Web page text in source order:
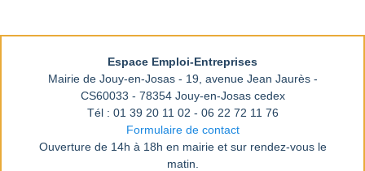
Espace Emploi-Entreprises
Mairie de Jouy-en-Josas - 19, avenue Jean Jaurès -
CS60033 - 78354 Jouy-en-Josas cedex
Tél : 01 39 20 11 02 - 06 22 72 11 76
Formulaire de contact
Ouverture de 14h à 18h en mairie et sur rendez-vous le
matin.